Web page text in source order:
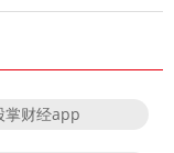
掌财经app